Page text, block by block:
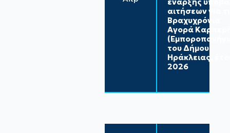
αιτήσεων για
Βραχυχρόνια
Αγορά
του Δήμου
Ηράκλειας,
2026